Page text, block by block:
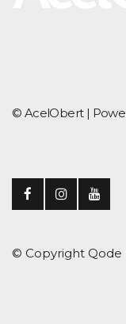
© AcelObert |
© Copyright Qode